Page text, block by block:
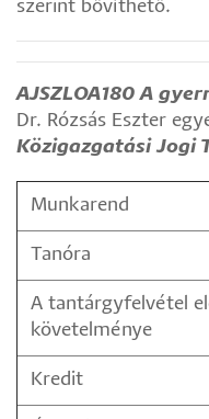
szerint bővíthető.
AJSZLOA180 A
Dr. Rózsás Eszter
Közigazgatási Jogi
Munkarend
Tanóra
A tantárgyfelvétel
követelménye
Kredit